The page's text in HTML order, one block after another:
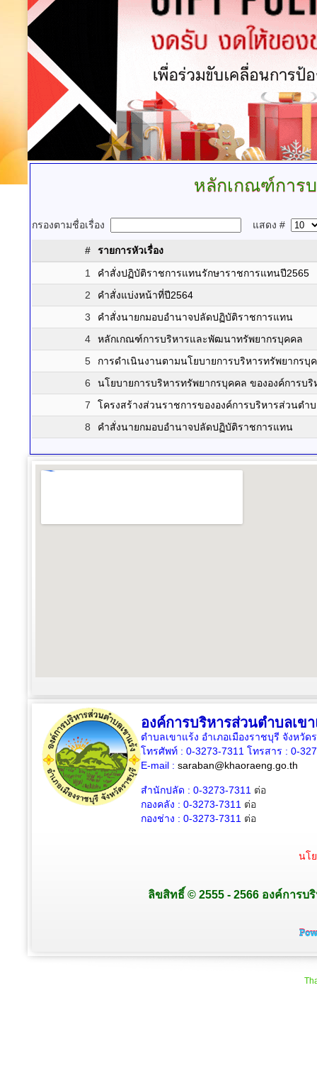
หลักเกณฑ์การ
กรองตามชื่อเรื่อง แสดง #
#
รายการหัวเรื่อง
1
คำสั่งปฏิบัติราชการแทนรักษาราชการแทนปี2565
2
คำสั่งแบ่งหน้าที่ปี2564
3
คำสั่งนายกมอบอำนาจปลัดปฏิบัติราชการแทน
4
หลักเกณฑ์การบริหารและพัฒนาทรัพยากรบุคคล
5
การดำเนินงานตามนโยบายการบริหารทรัพยากร
6
นโยบายการบริหารทรัพยากรบุคคล ขององค์การบ
7
โครงสร้างส่วนราชการขององค์การบริหารส่วนตำ
8
คำสั่งนายกมอบอำนาจปลัดปฏิบัติราชการแทน
องค์การบริหารส่วนตำบลเข
ตำบลเขาแร้ง อำเภอเมืองราชบุรี จังหวัด
โทรศัพท์ : 0-3273-7311 โทรสาร : 0-
E-mail : saraban@khaoraeng.go.th
สำนักปลัด : 0-3273-7311 ต่อ
กองคลัง : 0-3273-7311 ต่อ
กองช่าง : 0-3273-7311 ต่อ
นโ
ลิขสิทธิ์ © 2555 - 2566 องค์การบ